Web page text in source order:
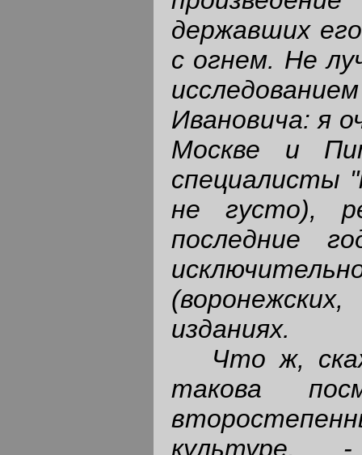
державших
с огнем. Не
Ивановича: я
Москве и
специалисты
не густо),
последние
изданиях.
Что ж,
такова
культуре,